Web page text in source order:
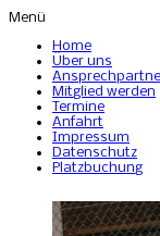
Menü
Home
Über uns
Mitglied werden
Termine
Anfahrt
Impressum
Datenschutz
Platzbuchung